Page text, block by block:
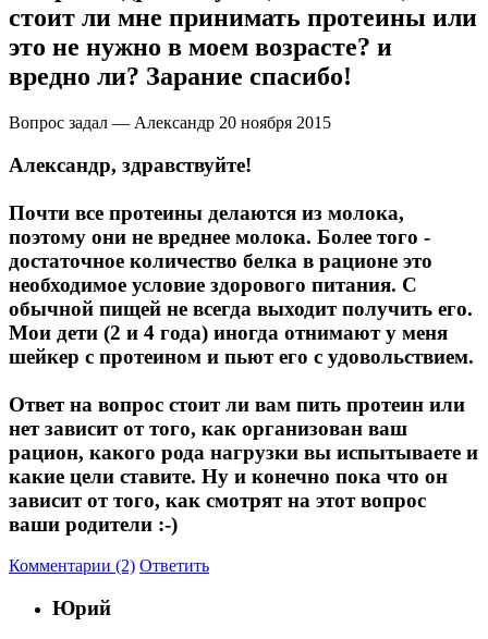
Протеиновые печенья
BCAA
НАЗАД
Порошковые BCAA
BCAA в таблетках и капсулах
Креатин
Предтренировочные комплексы
Изотоники
Аргинин
Бета-аланин
стоит ли мне принимать протеины или
это не нужно в моем возрасте? и
вредно ли? Зарание спасибо!
Вопрос задал — Александр 20 ноября 2015
Александр, здравствуйте!
Почти все протеины делаются из молока,
поэтому они не вреднее молока. Более того -
достаточное количество белка в рационе это
необходимое условие здорового питания. С
обычной пищей не всегда выходит получить его.
Мои дети (2 и 4 года) иногда отнимают у меня
шейкер с протеином и пьют его с удовольствием.
Ответ на вопрос стоит ли вам пить протеин или
нет зависит от того, как организован ваш
рацион, какого рода нагрузки вы испытываете и
какие цели ставите. Ну и конечно пока что он
зависит от того, как смотрят на этот вопрос
ваши родители :-)
Комментарии (2) Ответить
Юрий